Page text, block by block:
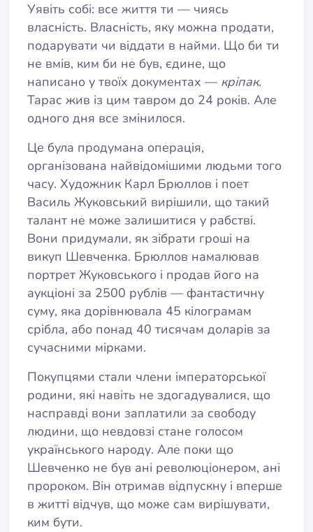
Уявіть собі: все життя ти — чиясь
власність. Власність, яку можна продати,
подарувати чи віддати в найми. Що би ти
не вмів, ким би не був, єдине, що
написано у твоїх документах — кріпак.
Тарас жив із цим тавром до 24 років. Але
одного дня все змінилося.
Це була продумана операція,
організована найвідомішими людьми того
часу. Художник Карл Брюллов і поет
Василь Жуковський вирішили, що такий
талант не може залишитися у рабстві.
Вони придумали, як зібрати гроші на
викуп Шевченка. Брюллов намалював
портрет Жуковського і продав його на
аукціоні за 2500 рублів — фантастичну
суму, яка дорівнювала 45 кілограмам
срібла, або понад 40 тисячам доларів за
сучасними мірками.
Покупцями стали члени імператорської
родини, які навіть не здогадувалися, що
насправді вони заплатили за свободу
людини, що невдовзі стане голосом
українського народу. Але поки що
Шевченко не був ані революціонером, ані
пророком. Він отримав відпускну і вперше
в житті відчув, що може сам вирішувати,
ким бути.